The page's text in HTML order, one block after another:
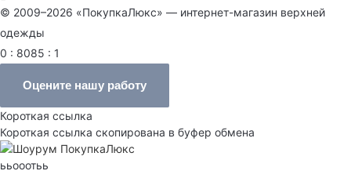
© 2009–2026 «ПокупкаЛюкс» — интернет-магазин верхней
одежды
0 : 8085 : 1
Оцените нашу работу
Короткая ссылка
Короткая ссылка скопирована в буфер обмена
ььооотьь